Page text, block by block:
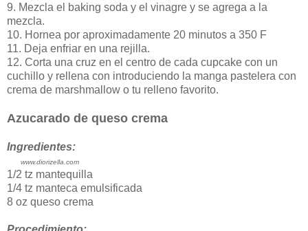
9. Mezcla el baking soda y el vinagre y se agrega a la
mezcla.
10. Hornea por aproximadamente 20 minutos a 350 F
11. Deja enfriar en una rejilla.
12. Corta una cruz en el centro de cada cupcake con un
cuchillo y rellena con introduciendo la manga pastelera con
crema de marshmallow o tu relleno favorito.
Azucarado de queso crema
Ingredientes:
www.diorizella.com
1/2 tz mantequilla
1/4 tz manteca emulsificada
8 oz queso crema